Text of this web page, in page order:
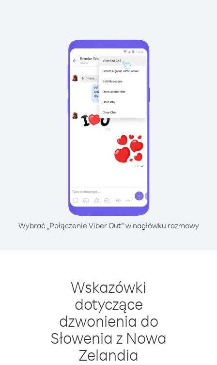
Wybrać „Połączenie Viber Out” w nagłówku rozmowy
Wskazówki
dotyczące
dzwonienia do
Słowenia z Nowa
Zelandia